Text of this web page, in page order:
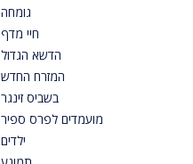
גומחה
חיי מדף
הדשא הגדול
המזרח החדש
בשביס זינגר
מועמדים לפרס ספיר
ילדים